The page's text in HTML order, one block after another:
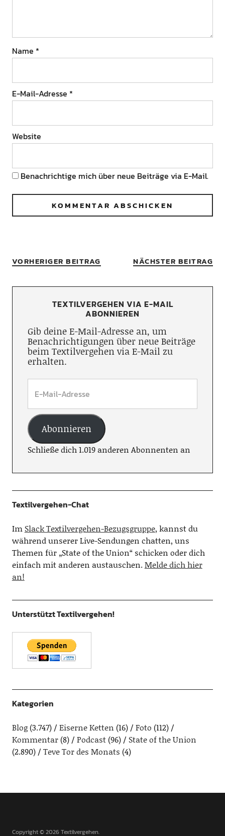
Name *
E-Mail-Adresse *
Website
Benachrichtige mich über neue Beiträge via E-Mail.
VORHERIGER BEITRAG NÄCHSTER BEITRAG
TEXTILVERGEHEN VIA E-MAIL
ABONNIEREN
Gib deine E-Mail-Adresse an, um
Benachrichtigungen über neue Beiträge
beim Textilvergehen via E-Mail zu
erhalten.
Abonnieren
Schließe dich 1.019 anderen Abonnenten an
Textilvergehen-Chat
Im Slack Textilvergehen-Bezugsgruppe, kannst du
während unserer Live-Sendungen chatten, uns
Themen für „State of the Union“ schicken oder dich
einfach mit anderen austauschen.Melde dich hier
an!
Unterstützt Textilvergehen!
Kategorien
Blog(3.747) Eiserne Ketten (16) Foto (112)
Kommentar(8) Podcast(96)
State of the Union
(2.890)
Teve Tor des Monats (4)
Copyright © 2026 Textilvergehen